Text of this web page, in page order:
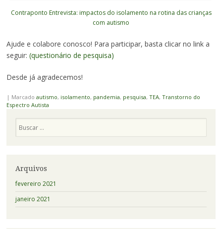
Contraponto Entrevista: impactos do isolamento na rotina das crianças
com autismo
Ajude e colabore conosco! Para participar, basta clicar no link a
seguir: (questionário de pesquisa)
Desde já agradecemos!
| Marcado autismo, isolamento, pandemia, pesquisa, TEA, Transtorno do
Espectro Autista
Arquivos
fevereiro 2021
janeiro 2021